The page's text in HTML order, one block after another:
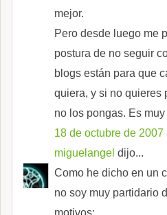
mejor.
Pero desde luego me
postura de no seguir
blogs están para que
quiera, y si no quieres
no los pongas. Es
18 de octubre de 2007
miguelangel dijo...
Como he dicho en un
no soy muy partidario
motivos: